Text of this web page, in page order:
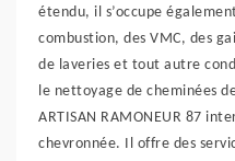
étendu, il s’occupe
combustion, des VMC, des
de laveries et tout autre
le nettoyage de cheminées
ARTISAN RAMONEUR 87
chevronnée. Il offre des